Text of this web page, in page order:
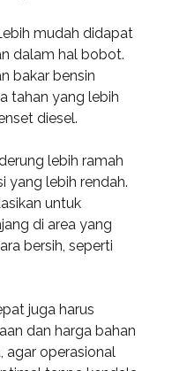
mudah didapat
dalam hal bobot.
bakar bensin
tahan yang lebih
diesel.
lebih ramah
yang lebih rendah.
untuk
di area yang
bersih, seperti
juga harus
dan harga bahan
agar operasional